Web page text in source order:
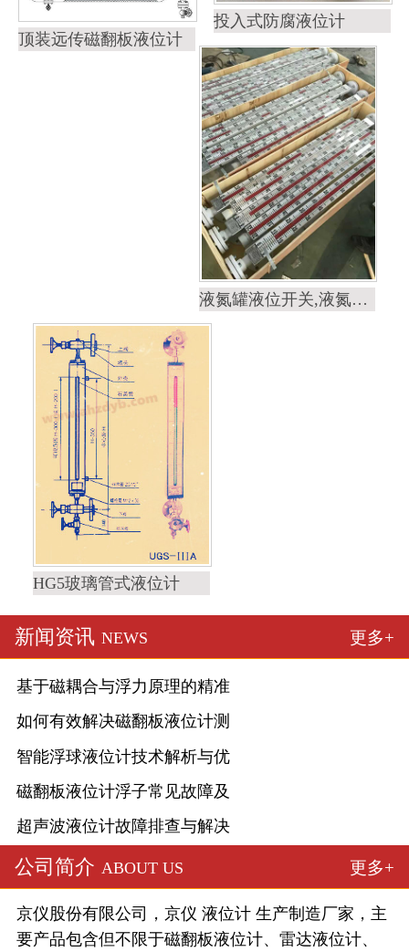
顶装远传磁翻板液位计
投入式防腐液位计
液氮罐液位开关,液氮罐液位计
HG5玻璃管式液位计
新闻资讯 NEWS 更多+
基于磁耦合与浮力原理的精准
如何有效解决磁翻板液位计测
智能浮球液位计技术解析与优
磁翻板液位计浮子常见故障及
超声波液位计故障排查与解决
公司简介 ABOUT US 更多+
京仪股份有限公司，京仪 液位计 生产制造厂家，主
要产品包含但不限于磁翻板液位计、雷达液位计、